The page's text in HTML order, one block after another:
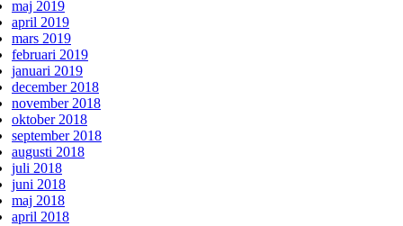
maj 2019
april 2019
mars 2019
februari 2019
januari 2019
december 2018
november 2018
oktober 2018
september 2018
augusti 2018
juli 2018
juni 2018
maj 2018
april 2018